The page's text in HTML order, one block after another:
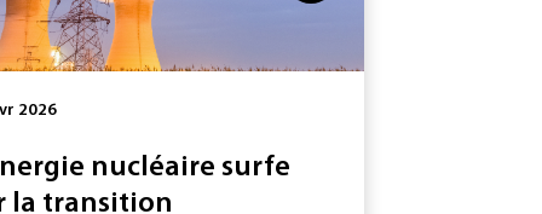
2026
nucléaire surfe
la transition